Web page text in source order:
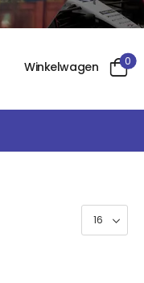
Winkelwagen 0